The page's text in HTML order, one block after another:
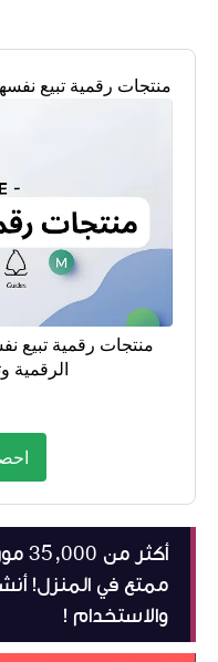
منتجات رقمية تبيع
منتجات رقمية تبيع
الرقمية
ممتع في المنزل!
والاستخدام !